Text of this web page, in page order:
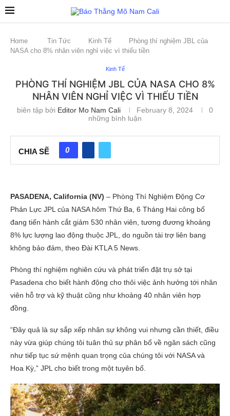
Home Tin Tức Kinh Tế
Phòng thí nghiệm JBL của
NASA cho 8% nhân viên nghỉ việc vì thiếu tiền
Kinh Tế
PHÒNG THÍ NGHIỆM JBL CỦA NASA CHO 8%
NHÂN VIÊN NGHỈ VIỆC VÌ THIẾU TIỀN
biên tập bởi Editor Mo Nam Cali February 8, 2024
0
những bình luận
CHIA SẼ 0
PASADENA, California (NV) – Phòng Thí Nghiệm Động Cơ
Phản Lực JPL của NASA hôm Thứ Ba, 6 Tháng Hai công bố
đang tiến hành cắt giảm 530 nhân viên, tương đương khoảng
8% lực lượng lao động thuộc JPL, do nguồn tài trợ liên bang
không bảo đảm, theo Đài KTLA 5 News.
Phòng thí nghiệm nghiên cứu và phát triển đặt trụ sở tại
Pasadena cho biết hành động cho thôi việc ảnh hưởng tới nhân
viên hỗ trợ và kỹ thuật cũng như khoảng 40 nhân viên hợp
đồng.
“Đây quả là sự sắp xếp nhân sự không vui nhưng cần thiết, điều
này vừa giúp chúng tôi tuân thủ sự phân bổ về ngân sách cũng
như tiếp tục sứ mệnh quan trọng của chúng tôi với NASA và
Hoa Kỳ,” JPL cho biết trong một tuyên bố.